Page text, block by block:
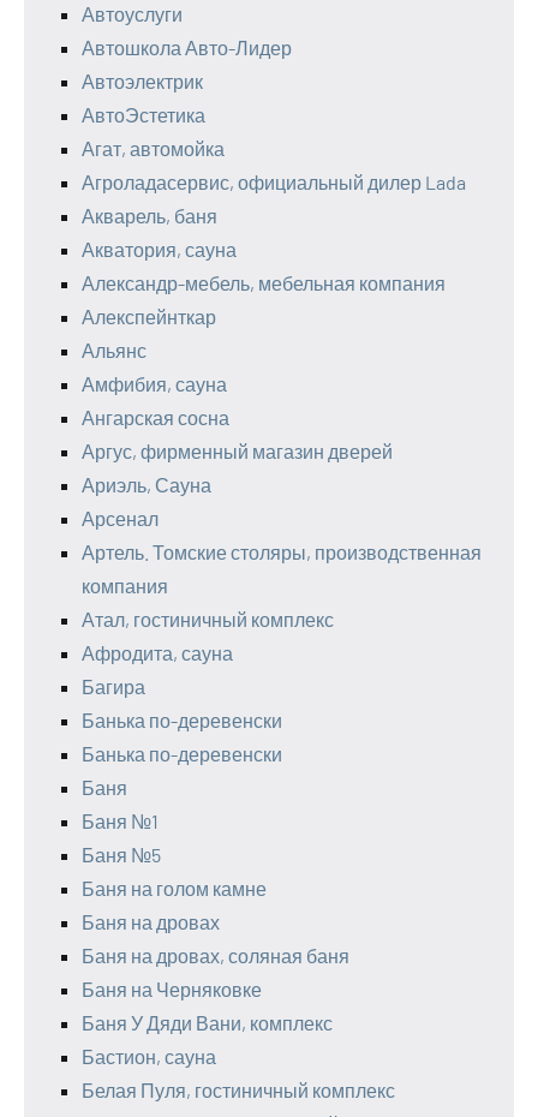
Автоуслуги
Автошкола Авто-Лидер
Автоэлектрик
АвтоЭстетика
Агат, автомойка
Агроладасервис, официальный дилер Lada
Акварель, баня
Акватория, сауна
Александр-мебель, мебельная компания
Алекспейнткар
Альянс
Амфибия, сауна
Ангарская сосна
Аргус, фирменный магазин дверей
Ариэль, Сауна
Арсенал
Артель. Томские столяры, производственная
компания
Атал, гостиничный комплекс
Афродита, сауна
Багира
Банька по-деревенски
Банька по-деревенски
Баня
Баня №1
Баня №5
Баня на голом камне
Баня на дровах
Баня на дровах, соляная баня
Баня на Черняковке
Баня У Дяди Вани, комплекс
Бастион, сауна
Белая Пуля, гостиничный комплекс